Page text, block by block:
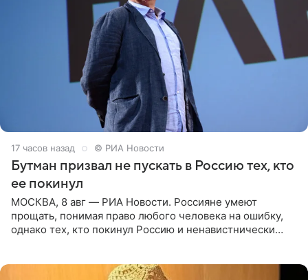
17 часов назад © РИА Новости
Бутман призвал не пускать в Россию тех, кто
ее покинул
МОСКВА, 8 авг — РИА Новости. Россияне умеют
прощать, понимая право любого человека на ошибку,
однако тех, кто покинул Россию и ненавистнически